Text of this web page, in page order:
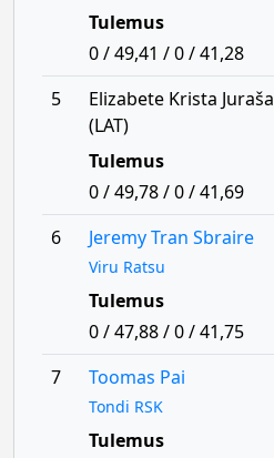
Tulemus
0 / 49,41 / 0 / 41,28
5
Elizabete Krista Juraša
(LAT)
Tulemus
0 / 49,78 / 0 / 41,69
6
Jeremy Tran Sbraire
Viru Ratsu
Tulemus
0 / 47,88 / 0 / 41,75
7
Toomas Pai
Tondi RSK
Tulemus